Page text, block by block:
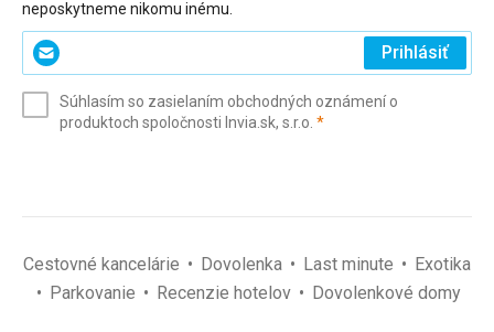
neposkytneme nikomu inému.
Zadajte
svoj
(povinné)
Prihlásiť
Súhlasím so zasielaním obchodných oznámení o
produktoch spoločnosti Invia.sk, s.r.o. *(povinné)
Cestovné kancelárie Dovolenka Last minute
Exotika
Parkovanie
Recenzie hotelov Dovolenkové domy